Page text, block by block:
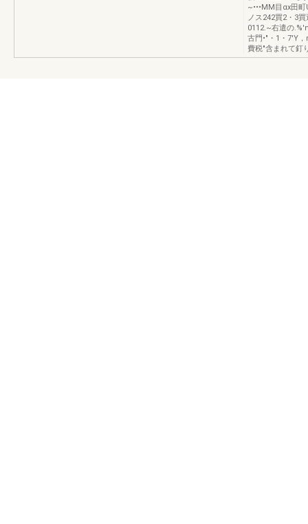
~•••MM目αx田
ノス242買2・3
0112.~右遣の
古門•"・1・7'Y
費税"含まれて釘